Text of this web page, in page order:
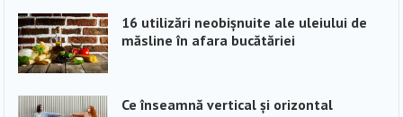
16 utilizări neobișnuite ale uleiului de
măsline în afara bucătăriei
Ce înseamnă vertical și orizontal